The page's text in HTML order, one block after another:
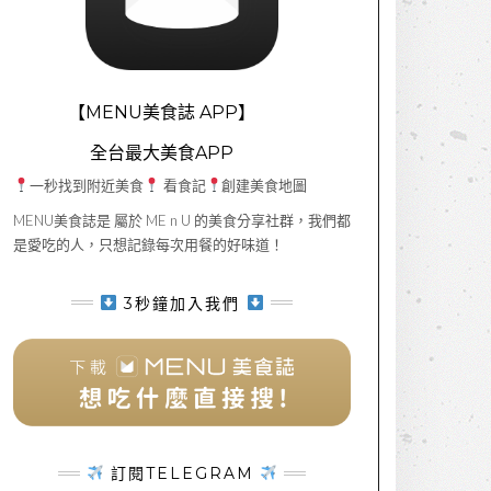
【MENU美食誌 APP】
全台最大美食APP
一秒找到附近美食 看食記
創建美食地圖
MENU美食誌是 屬於 ME n U 的美食分享社群，我們都
是愛吃的人，只想記錄每次用餐的好味道！
3秒鐘加入我們
訂閱TELEGRAM